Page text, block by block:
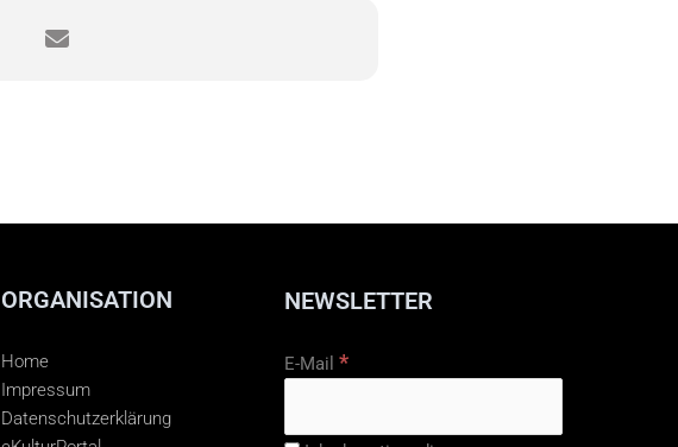
ORGANISATION
Home
Impressum
Datenschutzerklärung
NEWSLETTER
E-Mail *